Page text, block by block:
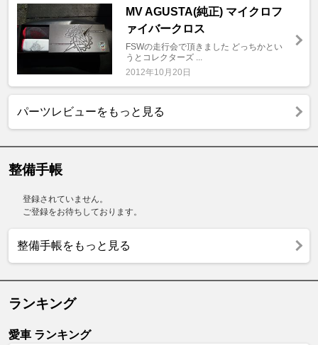
MV AGUSTA(純正) マイクロフ
ァイバークロス
FSWの走行会で頂きました どっちかとい
うとコレクターズ ...
2012年10月20日
パーツレビューをもっと見る
整備手帳
登録されていません。
ご登録をお待ちしております。
整備手帳をもっと見る
ランキング
愛車 ランキング